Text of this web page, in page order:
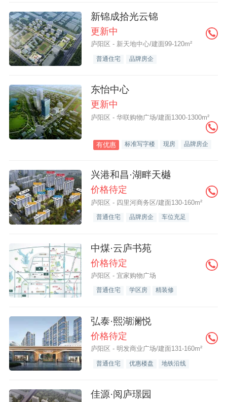
新锦成拾光云锦
更新中
庐阳区 - 新天地中心/建面99-120m²
普通住宅 品牌房企
东怡中心
更新中
庐阳区 - 华联购物广场/建面1300-1300m²
有优惠 标准写字楼 现房 品牌房企
兴港和昌·湖畔天樾
价格待定
庐阳区 - 四里河商务区/建面130-160m²
普通住宅 品牌房企 车位充足
中煤·云庐书苑
价格待定
庐阳区 - 宜家购物广场
普通住宅 学区房 精装修
弘泰·熙湖澜悦
价格待定
庐阳区 - 明发商业广场/建面131-160m²
普通住宅 优惠楼盘 地铁沿线
佳源·阅庐璟园